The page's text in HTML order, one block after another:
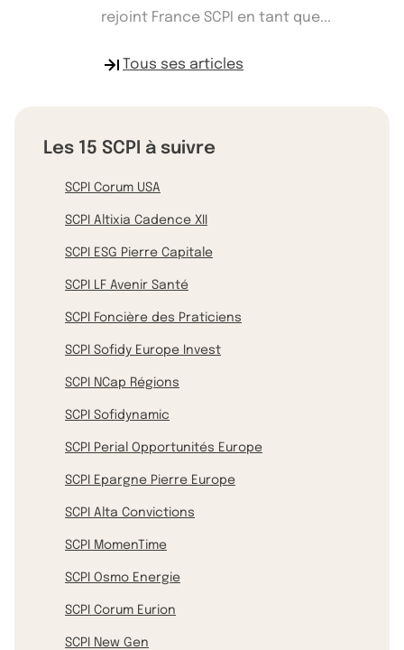
rejoint France SCPI en tant que...
Tous ses articles
Les 15 SCPI à suivre
SCPI Corum USA
SCPI Altixia Cadence XII
SCPI ESG Pierre Capitale
SCPI LF Avenir Santé
SCPI Foncière des Praticiens
SCPI Sofidy Europe Invest
SCPI NCap Régions
SCPI Sofidynamic
SCPI Perial Opportunités Europe
SCPI Epargne Pierre Europe
SCPI Alta Convictions
SCPI MomenTime
SCPI Osmo Energie
SCPI Corum Eurion
SCPI New Gen